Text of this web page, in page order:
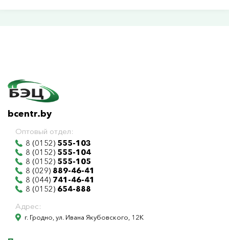
bcentr.by
Оптовый отдел:
8 (0152) 555-103
8 (0152) 555-104
8 (0152) 555-105
8 (029) 889-46-41
8 (044) 741-46-41
8 (0152) 654-888
Адрес:
г. Гродно, ул. Ивана Якубовского, 12К